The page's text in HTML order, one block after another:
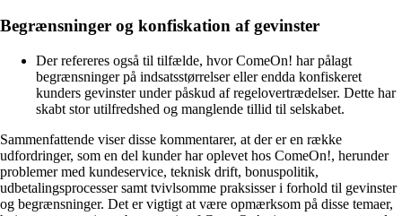
Begrænsninger og konfiskation af gevinster
Der refereres også til tilfælde, hvor ComeOn! har pålagt
begrænsninger på indsatsstørrelser eller endda konfiskeret
kunders gevinster under påskud af regelovertrædelser. Dette har
skabt stor utilfredshed og manglende tillid til selskabet.
Sammenfattende viser disse kommentarer, at der er en række
udfordringer, som en del kunder har oplevet hos ComeOn!, herunder
problemer med kundeservice, teknisk drift, bonuspolitik,
udbetalingsprocesser samt tvivlsomme praksisser i forhold til gevinster
og begrænsninger. Det er vigtigt at være opmærksom på disse temaer,